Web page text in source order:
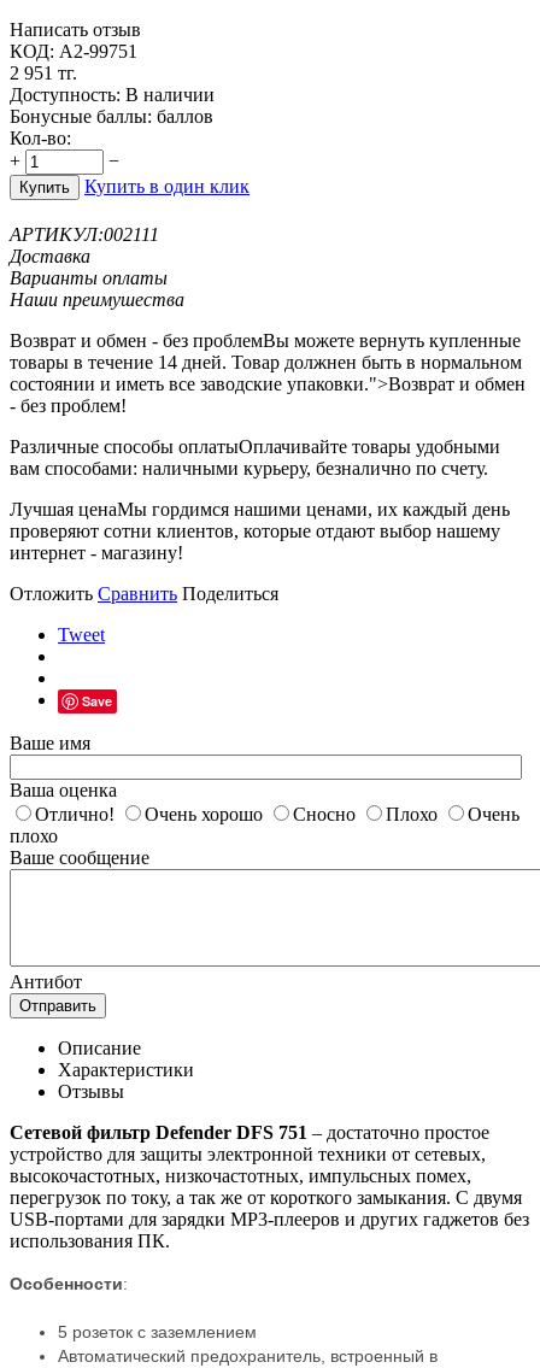
Написать отзыв
КОД: A2-99751
2 951 тг.
Доступность: В наличии
Бонусные баллы: баллов
Кол-во:
+
−
Купить Купить в один клик
АРТИКУЛ:002111
Доставка
Варианты оплаты
Наши преимушества
Возврат и обмен - без проблемВы можете вернуть купленные
товары в течение 14 дней. Товар должнен быть в нормальном
состоянии и иметь все заводские упаковки.">Возврат и обмен
- без проблем!
Различные способы оплатыОплачивайте товары удобными
вам способами: наличными курьеру, безналично по счету.
Лучшая ценаМы гордимся нашими ценами, их каждый день
проверяют сотни клиентов, которые отдают выбор нашему
интернет - магазину!
Отложить Сравнить Поделиться
Tweet
Save
Ваше имя
Ваша оценка
Отлично!
Очень хорошо Сносно Плохо
Очень
плохо
Ваше сообщение
Антибот
Отправить
Описание
Характеристики
Отзывы
Сетевой фильтр Defender DFS 751 – достаточно простое
устройство для защиты электронной техники от сетевых,
высокочастотных, низкочастотных, импульсных помех,
перегрузок по току, а так же от короткого замыкания. С двумя
USB-портами для зарядки MP3-плееров и других гаджетов без
использования ПК.
Особенности:
5 розеток с заземлением
Автоматический предохранитель, встроенный в